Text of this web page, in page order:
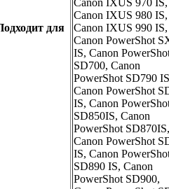
для
Canon IXUS 970 IS,
Canon IXUS 980 IS,
Canon IXUS 990 IS,
Canon PowerShot
IS, Canon
SD700, Canon
PowerShot SD790
Canon PowerShot
IS, Canon
SD850IS, Canon
PowerShot SD870IS,
Canon PowerShot
IS, Canon
SD890 IS, Canon
PowerShot SD900,